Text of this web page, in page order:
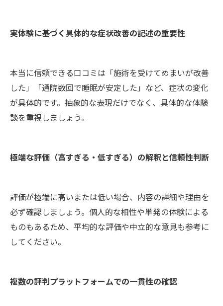
実体験に基づく具体的な症状改善の記述の重要性
本当に信頼できる口コミは「施術を受けてめまいが改善
した」「通院数回で睡眠が安定した」など、症状の変化
が具体的です。抽象的な表現だけでなく、具体的な体験
談を重視しましょう。
極端な評価（高すぎる・低すぎる）の解釈と信頼性判断
評価が極端に高いまたは低い場合、内容の詳細や理由を
必ず確認しましょう。個人的な相性や単発の体験による
ものもあるため、平均的な評価や中立的な意見も参考に
してください。
複数の評判プラットフォームでの一貫性の確認